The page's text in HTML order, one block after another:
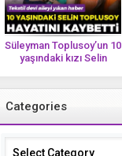
Süleyman Toplusoy’un 10
yaşındaki kızı Selin
Categories
Categories